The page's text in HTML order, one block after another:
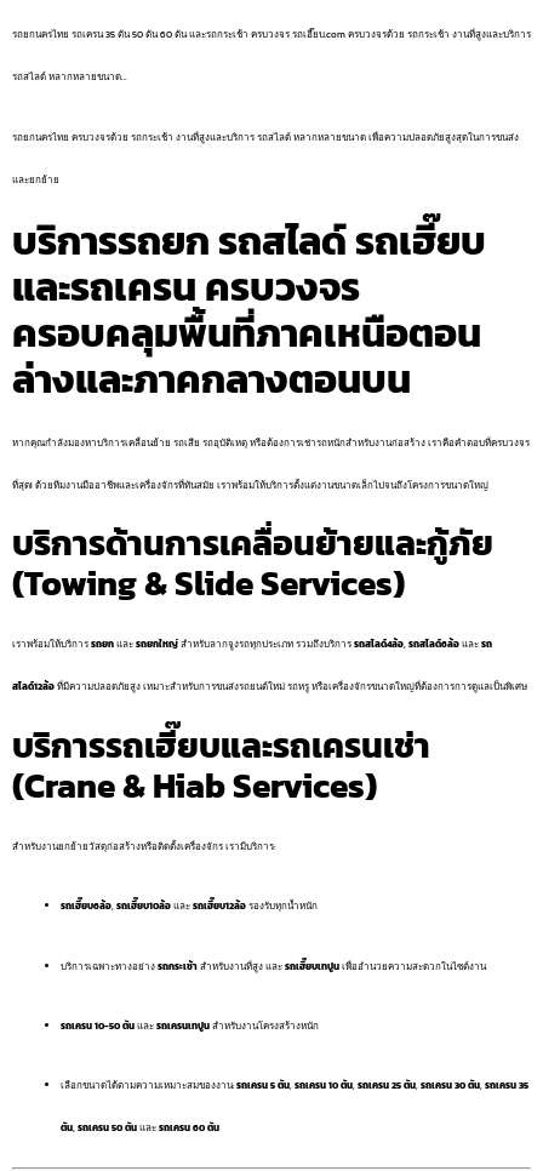
รถยกนครไทย รถเครน 35 ตัน 50 ตัน 60 ตัน และรถกระเช้า ครบวงจร รถเฮี๊ยบ.com ครบวงจรด้วย รถกระเช้า งานที่สูงและบริการ
รถสไลด์ หลากหลายขนาด…
รถยกนครไทย ครบวงจรด้วย รถกระเช้า งานที่สูงและบริการ รถสไลด์ หลากหลายขนาด เพื่อความปลอดภัยสูงสุดในการขนส่ง
และยกย้าย
บริการรถยก รถสไลด์ รถเฮี๊ยบ
และรถเครน ครบวงจร
ครอบคลุมพื้นที่ภาคเหนือตอน
ล่างและภาคกลางตอนบน
หากคุณกำลังมองหาบริการเคลื่อนย้าย รถเสีย รถอุบัติเหตุ หรือต้องการเช่ารถหนักสำหรับงานก่อสร้าง เราคือคำตอบที่ครบวงจร
ที่สุด! ด้วยทีมงานมืออาชีพและเครื่องจักรที่ทันสมัย เราพร้อมให้บริการตั้งแต่งานขนาดเล็กไปจนถึงโครงการขนาดใหญ่
บริการด้านการเคลื่อนย้ายและกู้ภัย
(Towing & Slide Services)
เราพร้อมให้บริการรถยกและรถยกใหญ่สำหรับลากจูงรถทุกประเภท รวมถึงบริการรถสไลด์4ล้อ,รถสไลด์6ล้อและรถ
สไลด์12ล้อที่มีความปลอดภัยสูง เหมาะสำหรับการขนส่งรถยนต์ใหม่ รถหรู หรือเครื่องจักรขนาดใหญ่ที่ต้องการการดูแลเป็นพิเศษ
บริการรถเฮี๊ยบและรถเครนเช่า
(Crane & Hiab Services)
สำหรับงานยกย้ายวัสดุก่อสร้างหรือติดตั้งเครื่องจักร เรามีบริการ:
รถเฮี๊ยบ6ล้อ,รถเฮี๊ยบ10ล้อและรถเฮี๊ยบ12ล้อรองรับทุกน้ำหนัก
บริการเฉพาะทางอย่างรถกระเช้าสำหรับงานที่สูง และรถเฮี๊ยบเทปูนเพื่ออำนวยความสะดวกในไซต์งาน
รถเครน 10-50 ตันและรถเครนเทปูนสำหรับงานโครงสร้างหนัก
เลือกขนาดได้ตามความเหมาะสมของงาน:รถเครน 5 ตัน,รถเครน 10 ตัน,รถเครน 25 ตัน,รถเครน 30 ตัน,รถเครน 35
ตัน,รถเครน 50 ตันและรถเครน 60 ตัน